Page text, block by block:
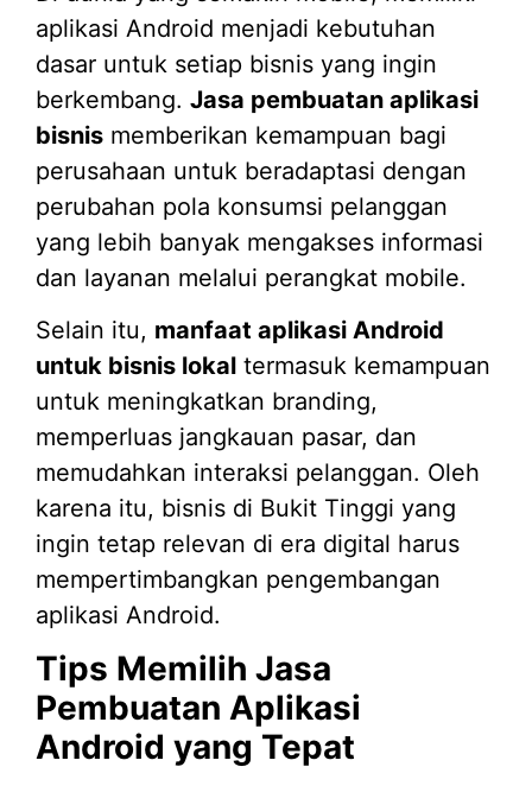
aplikasi Android menjadi kebutuhan
dasar untuk setiap bisnis yang ingin
berkembang. Jasa pembuatan aplikasi
bisnis memberikan kemampuan bagi
perusahaan untuk beradaptasi dengan
perubahan pola konsumsi pelanggan
yang lebih banyak mengakses informasi
dan layanan melalui perangkat mobile.
Selain itu, manfaat aplikasi Android
untuk bisnis lokal termasuk kemampuan
untuk meningkatkan branding,
memperluas jangkauan pasar, dan
memudahkan interaksi pelanggan. Oleh
karena itu, bisnis di Bukit Tinggi yang
ingin tetap relevan di era digital harus
mempertimbangkan pengembangan
aplikasi Android.
Tips Memilih Jasa
Pembuatan Aplikasi
Android yang Tepat